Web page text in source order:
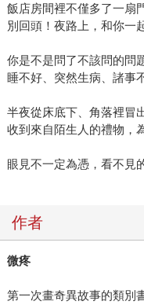
飯店房間裡不僅多了一
別回頭！夜路上，和你一
你是不是問了不該問的問
睡不好、突然生病、諸事
半夜從床底下、角落裡冒
收到來自陌生人的禮物，
眼見不一定為憑，看不見
作者
微疼
第一次畫奇異故事的類別